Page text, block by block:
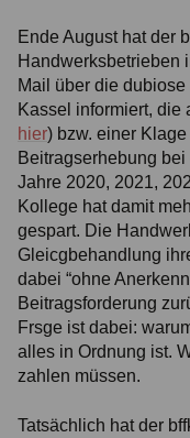
Ende August hat der
Handwerksbetrieben
Mail über die
Kassel informiert, die
hier) bzw. einer Klage
Beitragserhebung
Jahre 2020, 2021,
Kollege hat damit
gespart. Die
Gleicgbehandlung
dabei “ohne
Beitragsforderung
Frsge ist dabei:
alles in Ordnung ist.
zahlen müssen.
Tatsächlich hat der